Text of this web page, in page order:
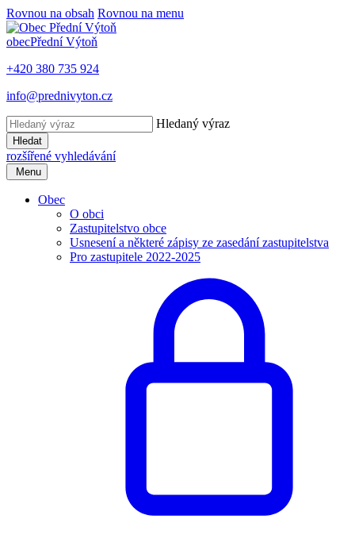
Rovnou na obsah Rovnou na menu
obecPřední Výtoň
+420 380 735 924
info@prednivyton.cz
Hledaný výraz
Hledat
rozšířené vyhledávání
Menu
Obec
O obci
Zastupitelstvo obce
Usnesení a některé zápisy ze zasedání zastupitelstva
Pro zastupitele 2022-2025